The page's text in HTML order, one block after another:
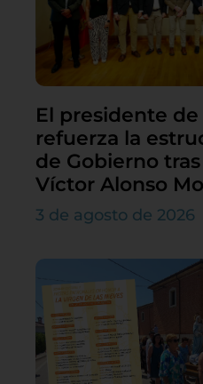
El presidente
refuerza la
de Gobierno
Víctor Alonso
3 de agosto de 2026